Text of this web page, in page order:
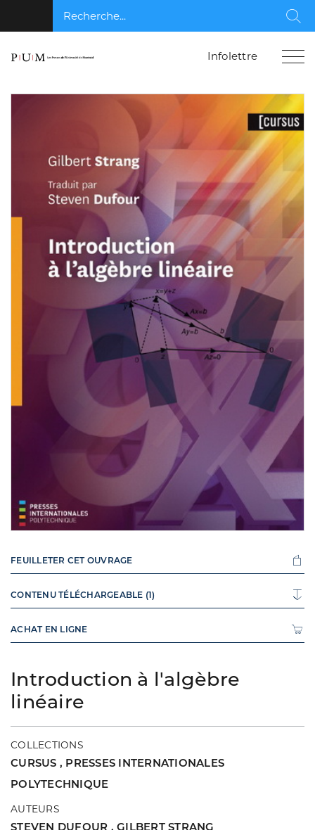
Recherche...
Infolettre
Introduction à l'algèbre
linéaire
COLLECTIONS
CURSUS , PRESSES INTERNATIONALES
POLYTECHNIQUE
AUTEURS
STEVEN DUFOUR , GILBERT STRANG
FEUILLETER CET OUVRAGE
CONTENU TÉLÉCHARGEABLE (1)
ACHAT EN LIGNE